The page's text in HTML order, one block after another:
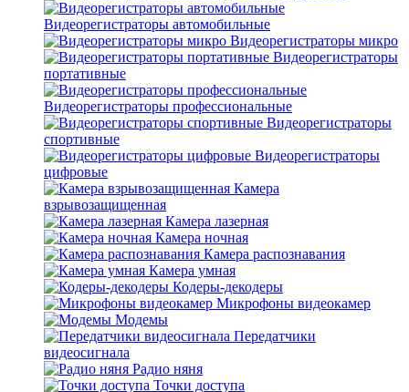
Видеорегистраторы автомобильные
Видеорегистраторы микро
Видеорегистраторы
портативные
Видеорегистраторы профессиональные
Видеорегистраторы
спортивные
Видеорегистраторы
цифровые
Камера
взрывозащищенная
Камера лазерная
Камера ночная
Камера распознавания
Камера умная
Кодеры-декодеры
Микрофоны видеокамер
Модемы
Передатчики
видеосигнала
Радио няня
Точки доступа